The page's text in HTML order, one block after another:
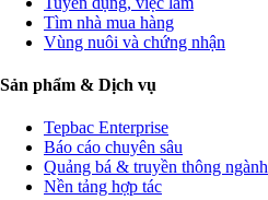
Tìm nhà mua hàng
Vùng nuôi và chứng nhận
Sản phẩm & Dịch vụ
Tepbac Enterprise
Báo cáo chuyên sâu
Quảng bá & truyền thông ngành
Nền tảng hợp tác